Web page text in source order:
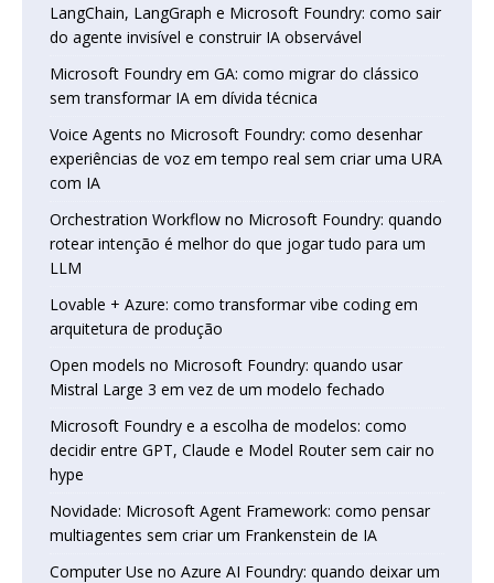
LangChain, LangGraph e Microsoft Foundry: como sair
do agente invisível e construir IA observável
Microsoft Foundry em GA: como migrar do clássico
sem transformar IA em dívida técnica
Voice Agents no Microsoft Foundry: como desenhar
experiências de voz em tempo real sem criar uma URA
com IA
Orchestration Workflow no Microsoft Foundry: quando
rotear intenção é melhor do que jogar tudo para um
LLM
Lovable + Azure: como transformar vibe coding em
arquitetura de produção
Open models no Microsoft Foundry: quando usar
Mistral Large 3 em vez de um modelo fechado
Microsoft Foundry e a escolha de modelos: como
decidir entre GPT, Claude e Model Router sem cair no
hype
Novidade: Microsoft Agent Framework: como pensar
multiagentes sem criar um Frankenstein de IA
Computer Use no Azure AI Foundry: quando deixar um